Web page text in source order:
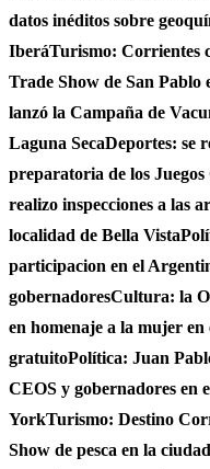
datos inéditos sobre
IberáTurismo: Corrientes
Trade Show de San Pablo
lanzó la Campaña de
Laguna SecaDeportes: se
preparatoria de los
realizo inspecciones a las
localidad de Bella Vista
participacion en el
gobernadoresCultura: la
en homenaje a la mujer en
gratuitoPolítica: Juan
CEOS y gobernadores en
YorkTurismo: Destino
Show de pesca en la